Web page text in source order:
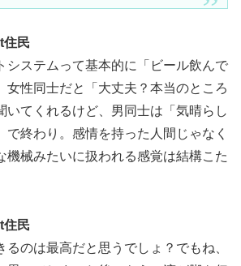
住民
システムって基本的に「ビール飲んで
女性同士だと「大丈夫？本当のところ
いてくれるけど、男同士は「気晴らし
で終わり。感情を持った人間じゃなく
機械みたいに扱われる感覚は結構こた
住民
るのは最高だと思うでしょ？でもね、